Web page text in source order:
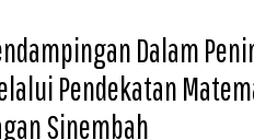
Dalam
Pendekatan
Sinembah